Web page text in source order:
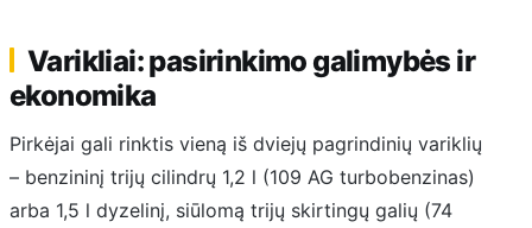
Varikliai: pasirinkimo galimybės ir
ekonomika
Pirkėjai gali rinktis vieną iš dviejų pagrindinių variklių
– benzininį trijų cilindrų 1,2 l (109 AG turbobenzinas)
arba 1,5 l dyzelinį, siūlomą trijų skirtingų galių (74